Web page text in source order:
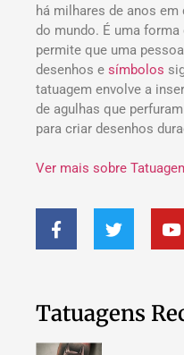
há milhares de anos
do mundo. É uma
permite que uma
desenhos e símbolos
tatuagem envolve a
de agulhas que
para criar desenhos
Ver mais sobre
Tatuagens